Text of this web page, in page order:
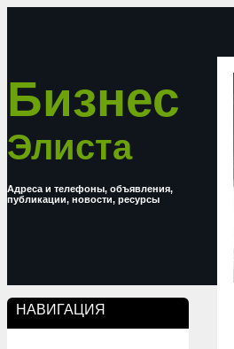
Бизнес
Элиста
Адреса и телефоны, объявления,
публикации, новости, ресурсы
НАВИГАЦИЯ